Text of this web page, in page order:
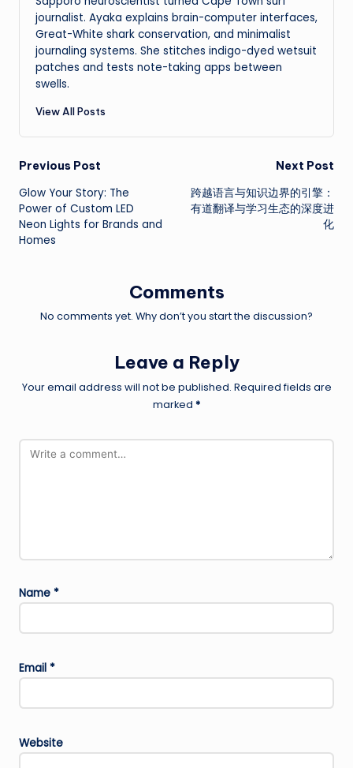
journalist. Ayaka explains brain-computer interfaces,
Great-White shark conservation, and minimalist
journaling systems. She stitches indigo-dyed wetsuit
patches and tests note-taking apps between
swells.
View All Posts
Post
navigation
Previous Post
Glow Your Story: The
Power of Custom LED
Neon Lights for Brands and
Homes
Next Post
跨越语言与知识边界的引擎：
有道翻译与学习生态的深度进
化
Comments
No comments yet. Why don’t you start the discussion?
Leave a Reply
Your email address will not be published. Required fields are
marked *
Name *
Email *
Website